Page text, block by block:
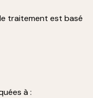
traitement est basé
à :